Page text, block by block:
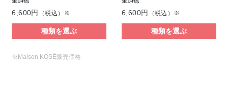
6,600円 （税込）※
種類を選ぶ
6,600円 （税込）※
種類を選ぶ
※Maison KOSÉ販売価格